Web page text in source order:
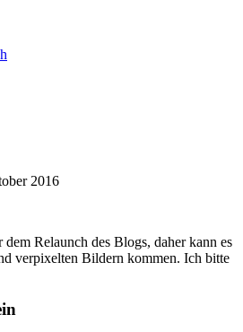
2016
Relaunch des Blogs, daher kann es
verpixelten Bildern kommen. Ich bitte